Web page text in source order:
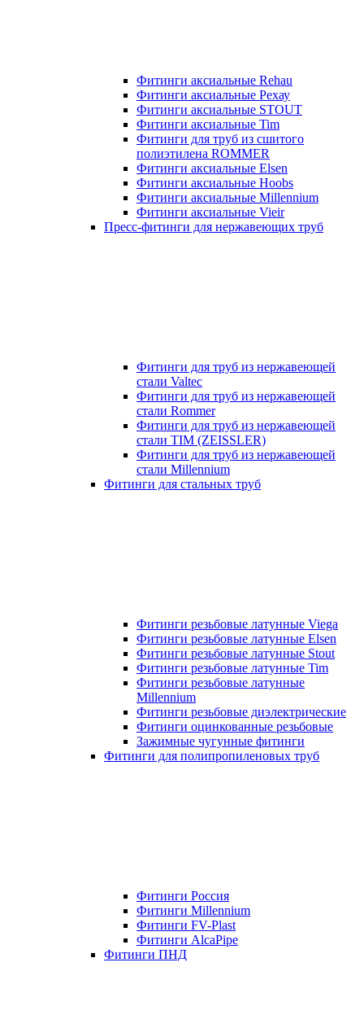
Фитинги аксиальные Rehau
Фитинги аксиальные Рехау
Фитинги аксиальные STOUT
Фитинги аксиальные Tim
Фитинги для труб из сшитого
полиэтилена ROMMER
Фитинги аксиальные Elsen
Фитинги аксиальные Hoobs
Фитинги аксиальные Millennium
Фитинги аксиальные Vieir
Пресс-фитинги для нержавеющих труб
Фитинги для труб из нержавеющей
стали Valtec
Фитинги для труб из нержавеющей
стали Rommer
Фитинги для труб из нержавеющей
стали TIM (ZEISSLER)
Фитинги для труб из нержавеющей
стали Millennium
Фитинги для стальных труб
Фитинги резьбовые латунные Viega
Фитинги резьбовые латунные Elsen
Фитинги резьбовые латунные Stout
Фитинги резьбовые латунные Tim
Фитинги резьбовые латунные
Millennium
Фитинги резьбовые диэлектрические
Фитинги оцинкованные резьбовые
Зажимные чугунные фитинги
Фитинги для полипропиленовых труб
Фитинги Россия
Фитинги Millennium
Фитинги FV-Plast
Фитинги AlcaPipe
Фитинги ПНД